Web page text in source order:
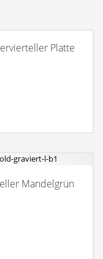
Platte
Mandelgrün